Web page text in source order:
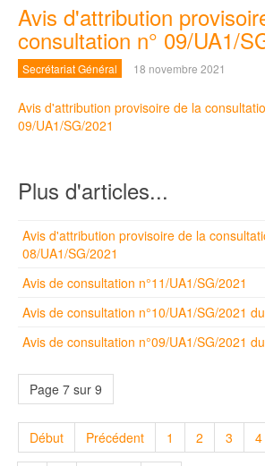
Avis d'attribution
consultation n° 09/UA1/
Secrétariat Général 18 novembre 2021
Avis d'attribution provisoire de la
09/UA1/SG/2021
Plus d'articles...
Avis d'attribution provisoire de la
08/UA1/SG/2021
Avis de consultation n°11/UA1/SG/2021
Avis de consultation n°10/UA1/SG/2021
Avis de consultation n°09/UA1/SG/2021
Page 7 sur 9
Début Précédent 1 2 3 4